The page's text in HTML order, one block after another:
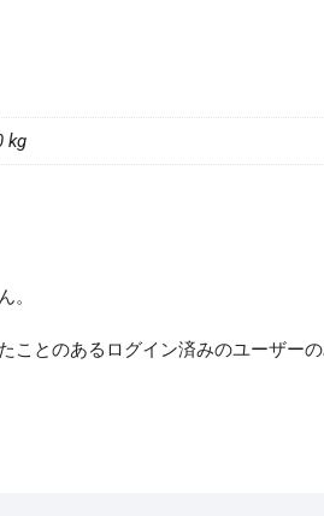
kg
。
ことのあるログイン済みのユーザー